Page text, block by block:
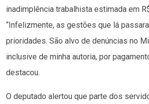
inadimplência trabalhista estimada em
“Infelizmente, as gestões que lá
prioridades. São alvo de denúncias no
inclusive de minha autoria, por
destacou.
O deputado alertou que parte dos